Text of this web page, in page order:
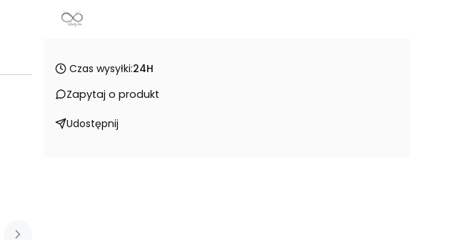
Czas wysyłki:24H
Zapytaj o produkt
Udostępnij